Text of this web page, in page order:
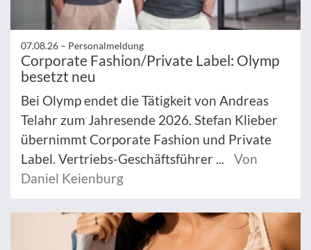
07.08.26 – Personalmeldung
Corporate Fashion/Private Label: Olymp
besetzt neu
Bei Olymp endet die Tätigkeit von Andreas
Telahr zum Jahresende 2026. Stefan Klieber
übernimmt Corporate Fashion und Private
Label. Vertriebs-Geschäftsführer ...
Von
Daniel Keienburg